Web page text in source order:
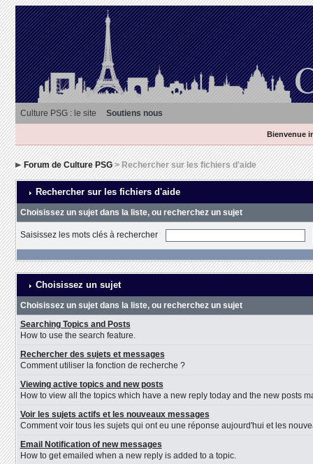
Culture PSG : le site Soutiens nous
Bienvenue
Forum de Culture PSG> Rechercher sur les fichiers d'aide
Rechercher sur les fichiers d'aide
Choisissez un sujet dans la liste, ou recherchez un sujet
Saisissez les mots clés à rechercher
Choisissez un sujet
Choisissez un sujet dans la liste, ou recherchez un sujet
Searching Topics and Posts
How to use the search feature.
Rechercher des sujets et messages
Comment utiliser la fonction de recherche ?
Viewing active topics and new posts
How to view all the topics which have a new reply today and the new posts
Voir les sujets actifs et les nouveaux messages
Comment voir tous les sujets qui ont eu une réponse aujourd'hui et les
Email Notification of new messages
How to get emailed when a new reply is added to a topic.